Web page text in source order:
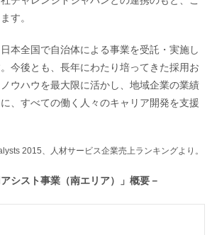
す。
本全国で自治体による事業を受託・実施し
今後とも、長年にわたり培ってきた採用お
ウハウを最大限に活かし、地域企業の業績
、すべての働く人々のキャリア開発を支援
2015、人材サービス企業売上ランキングより。
シスト事業（南エリア）」概要－